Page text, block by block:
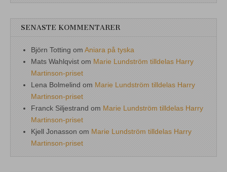
SENASTE KOMMENTARER
Björn Totting om Aniara på tyska
Mats Wahlqvist om Marie Lundström tilldelas Harry
Martinson-priset
Lena Bolmelind om Marie Lundström tilldelas Harry
Martinson-priset
Franck Siljestrand om Marie Lundström tilldelas Harry
Martinson-priset
Kjell Jonasson om Marie Lundström tilldelas Harry
Martinson-priset